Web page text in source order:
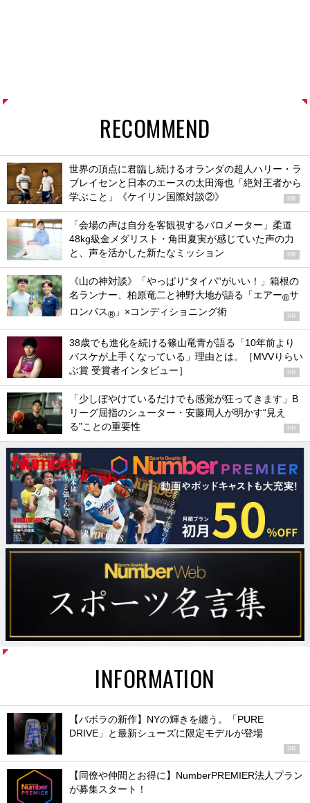
RECOMMEND
世界の頂点に君臨し続けるオランダの超人ハリー・ラ
ブレイセンと日本のエースの太田海也「絶対王者から
学ぶこと」《ケイリン国際対談②》
PR
「会場の声は自分を客観視するバロメーター」柔道
48kg級金メダリスト・角田夏実が感じていた声の力
と、声を活かした新たなミッション
PR
《山の神対談》「やっぱり“タイパ”がいい！」箱根の
名ランナー、柏原竜二と神野大地が語る「エアー®サ
ロンパス® 」×コンディショニング術 PR
38歳でも進化を続ける篠山竜青が語る「10年前より
バスケが上手くなっている」理由とは。［MVVりらい
ぶ賞 受賞者インタビュー］
PR
「少しぼやけているだけでも感覚が狂ってきます」B
リーグ屈指のシューター・安藤周人が明かす“見え
る”ことの重要性
PR
INFORMATION
【バボラの新作】NYの輝きを纏う。「PURE
DRIVE」と最新シューズに限定モデルが登場
PR
【同僚や仲間とお得に】NumberPREMIER法人プラン
が募集スタート！